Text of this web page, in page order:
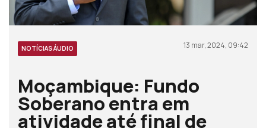
NOTÍCIAS ÁUDIO 13 mar, 2024, 09:42
Moçambique: Fundo
Soberano entra em
atividade até final de